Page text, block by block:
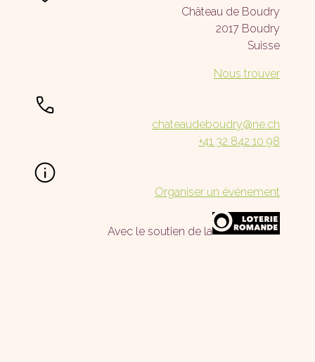
Château de Boudry
2017 Boudry
Suisse
Nous trouver
chateaudeboudry@ne.ch
+41 32 842 10 98
Organiser un événement
Avec le soutien de la